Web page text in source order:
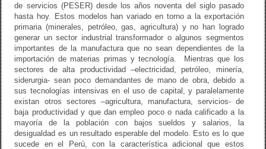
de servicios (PESER) desde los años noventa del siglo pasado
hasta hoy. Estos modelos han variado en torno a la exportación
primaria (minerales, petróleo, gas, agricultura) y no han logrado
generar un sector industrial transformador o algunos segmentos
importantes de la manufactura que no sean dependientes de la
importación de materias primas y tecnología. Mientras que los
sectores de alta productividad –electricidad, petróleo, minería,
siderurgia- sean poco demandantes de mano de obra, debido a
sus tecnologías intensivas en el uso de capital, y paralelamente
existan otros sectores –agricultura, manufactura, servicios- de
baja productividad y que dan empleo poco o nada calificado a la
mayoría de la población con bajos sueldos y salarios, la
desigualdad es un resultado esperable del modelo. Esto es lo que
sucede en el Perú, con la característica adicional que estos